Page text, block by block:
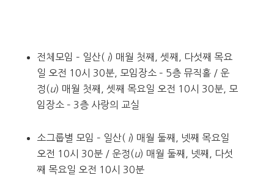
전체모임 – 일산( i) 매월 첫째, 셋째, 다섯째 목요
일 오전 10시 30분, 모임장소 – 5층 뮤직홀 / 운
정(u) 매월 첫째, 셋째 목요일 오전 10시 30분, 모
임장소 – 3층 사랑의 교실
소그룹별 모임 – 일산( i) 매월 둘째, 넷째 목요일
오전 10시 30분 / 운정(u) 매월 둘째, 넷째, 다섯
째 목요일 오전 10시 30분